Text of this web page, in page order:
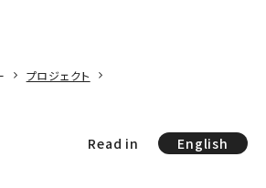
プロジェクト
Read in English